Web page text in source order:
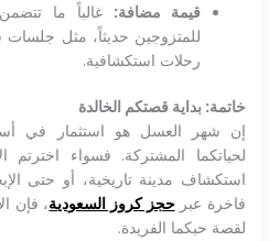
قيمة مضافة: غالباً ما
للمتزوجين حديثاً، مثل جلسات
رحلات استكشافية.
خاتمة: بداية قصتكم الخالدة
إن شهر العسل هو استثمار في أسعد
لحياتكما المشتركة. فسواء اخترتم
استكشاف مدينة تاريخية، أو حتى
فاخرة عبرحجز كروز السعودية، فإن
لقصة حبكما الفريدة.